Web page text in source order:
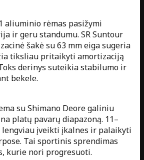
aliuminio rėmas pasižymi
ir geru standumu. SR Suntour
šakė su 63 mm eiga sugeria
tiksliau pritaikyti amortizaciją
derinys suteikia stabilumo ir
bekele.
su Shimano Deore galiniu
platų pavarų diapazoną. 11–
lengviau įveikti įkalnes ir palaikyti
Tai sportinis sprendimas
kurie nori progresuoti.